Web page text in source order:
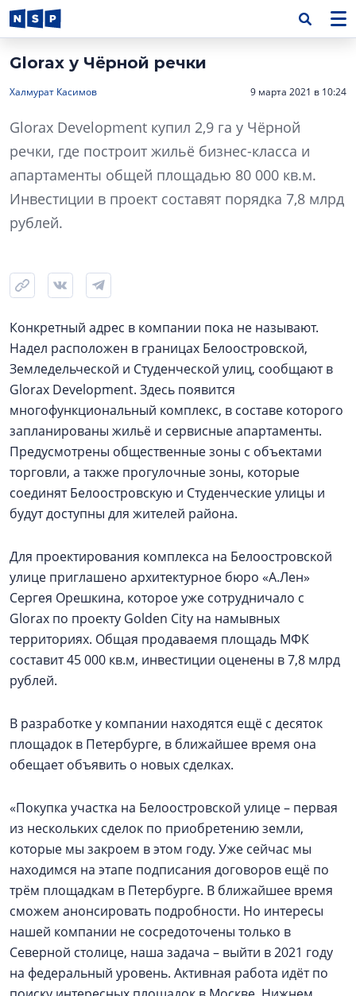
Glorax у Чёрной речки
Халмурат Касимов 9 марта 2021 в 10:24
Glorax Development купил 2,9 га у Чёрной
речки, где построит жильё бизнес-класса и
апартаменты общей площадью 80 000 кв.м.
Инвестиции в проект составят порядка 7,8 млрд
рублей.
Конкретный адрес в компании пока не называют.
Надел расположен в границах Белоостровской,
Земледельческой и Студенческой улиц, сообщают в
Glorax Development. Здесь появится
многофункциональный комплекс, в составе которого
запланированы жильё и сервисные апартаменты.
Предусмотрены общественные зоны с объектами
торговли, а также прогулочные зоны, которые
соединят Белоостровскую и Студенческие улицы и
будут доступны для жителей района.
Для проектирования комплекса на Белоостровской
улице приглашено архитектурное бюро «А.Лен»
Сергея Орешкина, которое уже сотрудничало с
Glorax по проекту Golden City на намывных
территориях. Общая продаваемя площадь МФК
составит 45 000 кв.м, инвестиции оценены в 7,8 млрд
рублей.
В разработке у компании находятся ещё с десяток
площадок в Петербурге, в ближайшее время она
обещает объявить о новых сделках.
«Покупка участка на Белоостровской улице – первая
из нескольких сделок по приобретению земли,
которые мы закроем в этом году. Уже сейчас мы
находимся на этапе подписания договоров ещё по
трём площадкам в Петербурге. В ближайшее время
сможем анонсировать подробности. Но интересы
нашей компании не сосредоточены только в
Северной столице, наша задача – выйти в 2021 году
на федеральный уровень. Активная работа идёт по